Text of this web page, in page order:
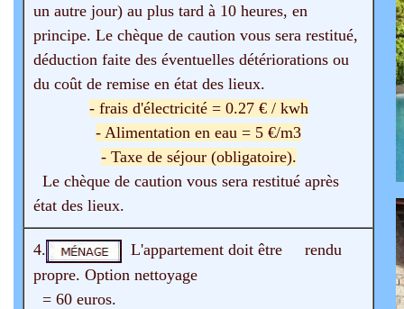
un autre jour) au plus tard à 10 heures, en
principe. Le chèque de caution vous sera restitué,
déduction faite des éventuelles détériorations ou
du coût de remise en état des lieux.
- frais d'électricité = 0.27 € / kwh
- Alimentation en eau = 5 €/m3
- Taxe de séjour (obligatoire).
Le chèque de caution vous sera restitué après
état des lieux.
4.
L'appartement doit être rendu
propre. Option nettoyage
= 60 euros.